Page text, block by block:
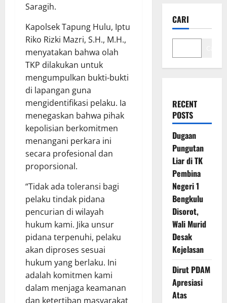
Saragih.
Kapolsek Tapung Hulu, Iptu
Riko Rizki Mazri, S.H., M.H.,
menyatakan bahwa olah
TKP dilakukan untuk
mengumpulkan bukti-bukti
di lapangan guna
mengidentifikasi pelaku. Ia
menegaskan bahwa pihak
kepolisian berkomitmen
menangani perkara ini
secara profesional dan
proporsional.
“Tidak ada toleransi bagi
pelaku tindak pidana
pencurian di wilayah
hukum kami. Jika unsur
pidana terpenuhi, pelaku
akan diproses sesuai
hukum yang berlaku. Ini
adalah komitmen kami
dalam menjaga keamanan
dan ketertiban masyarakat
CARI
RECENT
POSTS
Dugaan
Pungutan
Liar di TK
Pembina
Negeri 1
Bengkulu
Disorot,
Wali Murid
Desak
Kejelasan
Dirut PDAM
Apresiasi
Atas